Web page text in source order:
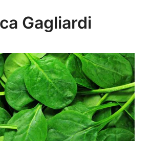
Gagliardi